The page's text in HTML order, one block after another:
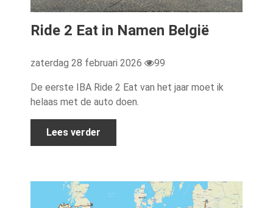
Ride 2 Eat in Namen België
zaterdag 28 februari 2026 99
De eerste IBA Ride 2 Eat van het jaar moet ik
helaas met de auto doen.
Lees verder